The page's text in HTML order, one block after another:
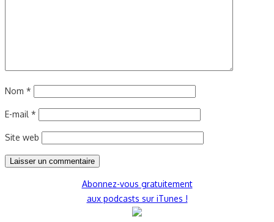
Nom *
E-mail *
Site web
Abonnez-vous gratuitement
aux podcasts sur iTunes !